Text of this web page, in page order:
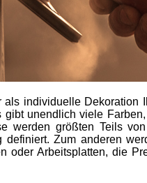
als individuelle Dekoration
gibt unendlich viele
werden größten Teils
definiert. Zum anderen
oder Arbeitsplatten, die